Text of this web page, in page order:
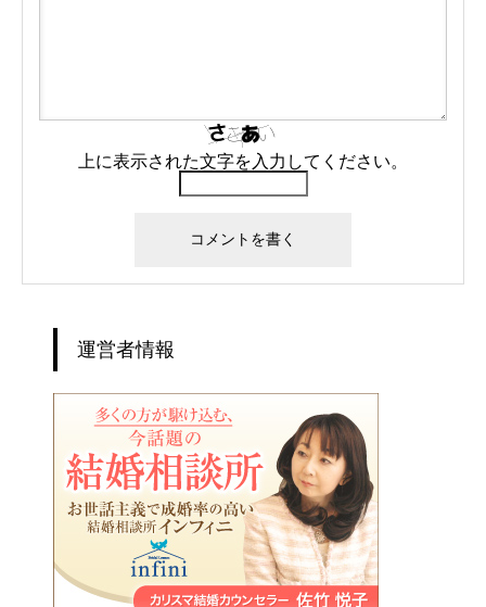
上に表示された文字を入力してください。
運営者情報